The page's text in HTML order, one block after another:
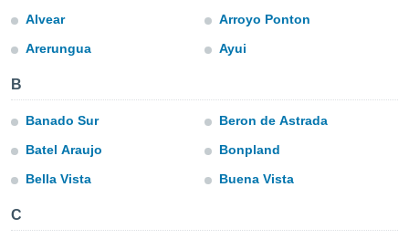
digital
permite
contenido
coste.
ACEPTAR
Alvear
Arerungua
Arroyo Ponton
Ayui
B
Banado Sur
Batel Araujo
Bella Vista
Beron de Astrada
Bonpland
Buena Vista
C